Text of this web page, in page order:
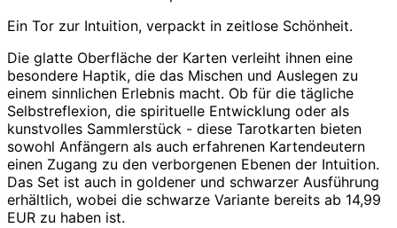
Ein Tor zur Intuition, verpackt in zeitlose Schönheit.
Die glatte Oberfläche der Karten verleiht ihnen eine
besondere Haptik, die das Mischen und Auslegen zu
einem sinnlichen Erlebnis macht. Ob für die tägliche
Selbstreflexion, die spirituelle Entwicklung oder als
kunstvolles Sammlerstück - diese Tarotkarten bieten
sowohl Anfängern als auch erfahrenen Kartendeutern
einen Zugang zu den verborgenen Ebenen der Intuition.
Das Set ist auch in goldener und schwarzer Ausführung
erhältlich, wobei die schwarze Variante bereits ab 14,99
EUR zu haben ist.